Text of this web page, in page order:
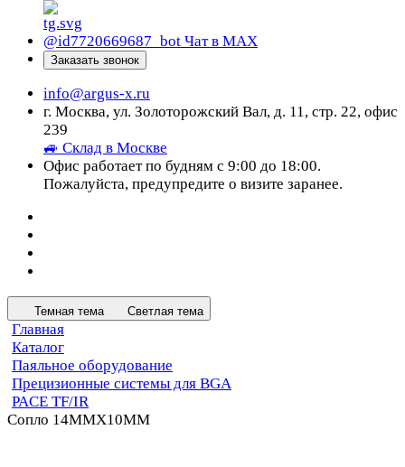
@id7720669687_bot Чат в МАХ
Заказать звонок
info@argus-x.ru
г. Москва, ул. Золоторожский Вал, д. 11, стр. 22, офис
239
🚙 Склад в Москве
Офис работает по будням с 9:00 до 18:00.
Пожалуйста, предупредите о визите заранее.
Темная тема Светлая тема
Главная
Каталог
Паяльное оборудование
Прецизионные системы для BGA
PACE TF/IR
Сопло 14MMX10MM